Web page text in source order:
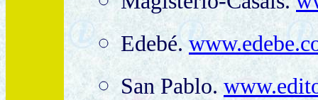
Edebé.
San Pablo.